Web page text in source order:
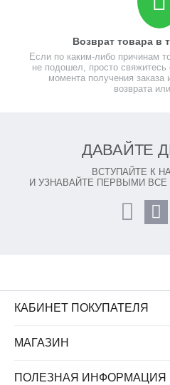
Возврат товара в
Если по каким-либо причинам
не подошел, просто
момента получения
возврата
ДАВАЙТЕ
ВСТУПАЙТЕ К
И УЗНАВАЙТЕ ПЕРВЫМИ
КАБИНЕТ ПОКУПАТЕЛЯ
МАГАЗИН
ПОЛЕЗНАЯ ИНФОРМАЦИЯ